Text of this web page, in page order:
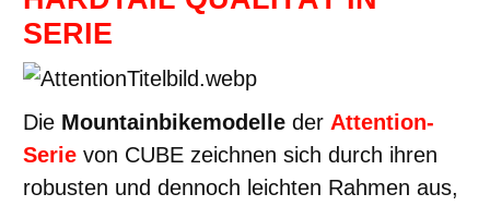
SERIE
Die Mountainbikemodelle der Attention-
Serie von CUBE zeichnen sich durch ihren
robusten und dennoch leichten Rahmen aus,